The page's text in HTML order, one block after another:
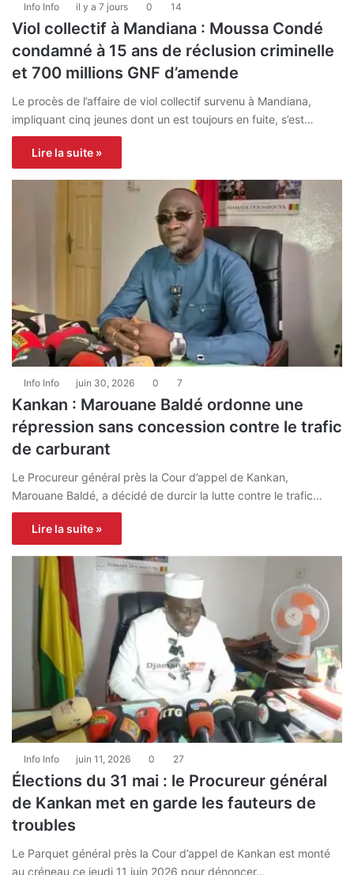
Info Info il y a 7 jours 0 14
Viol collectif à Mandiana : Moussa Condé
condamné à 15 ans de réclusion criminelle
et 700 millions GNF d’amende
Le procès de l’affaire de viol collectif survenu à Mandiana,
impliquant cinq jeunes dont un est toujours en fuite, s’est…
Lire la suite »
Info Info juin 30, 2026 0 7
Kankan : Marouane Baldé ordonne une
répression sans concession contre le trafic
de carburant
Le Procureur général près la Cour d’appel de Kankan,
Marouane Baldé, a décidé de durcir la lutte contre le trafic…
Lire la suite »
Info Info juin 11, 2026 0 27
Élections du 31 mai : le Procureur général
de Kankan met en garde les fauteurs de
troubles
Le Parquet général près la Cour d’appel de Kankan est monté
au créneau ce jeudi 11 juin 2026 pour dénoncer…